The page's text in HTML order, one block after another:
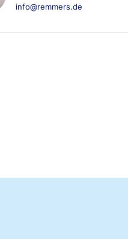
info@remmers.de